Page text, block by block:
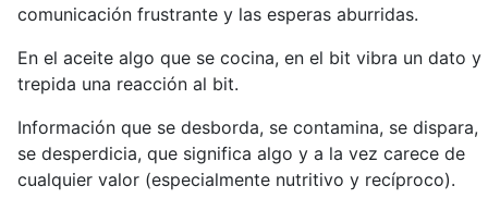
comunicación frustrante y las esperas aburridas.
En el aceite algo que se cocina, en el bit vibra un dato y
trepida una reacción al bit.
Información que se desborda, se contamina, se dispara,
se desperdicia, que significa algo y a la vez carece de
cualquier valor (especialmente nutritivo y recíproco).